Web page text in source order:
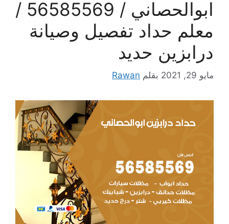
ابوالحصاني / 56585569 /
معلم حداد تفصيل وصيانة
درابزين حديد
مايو 29, 2021 بقلم Rawan